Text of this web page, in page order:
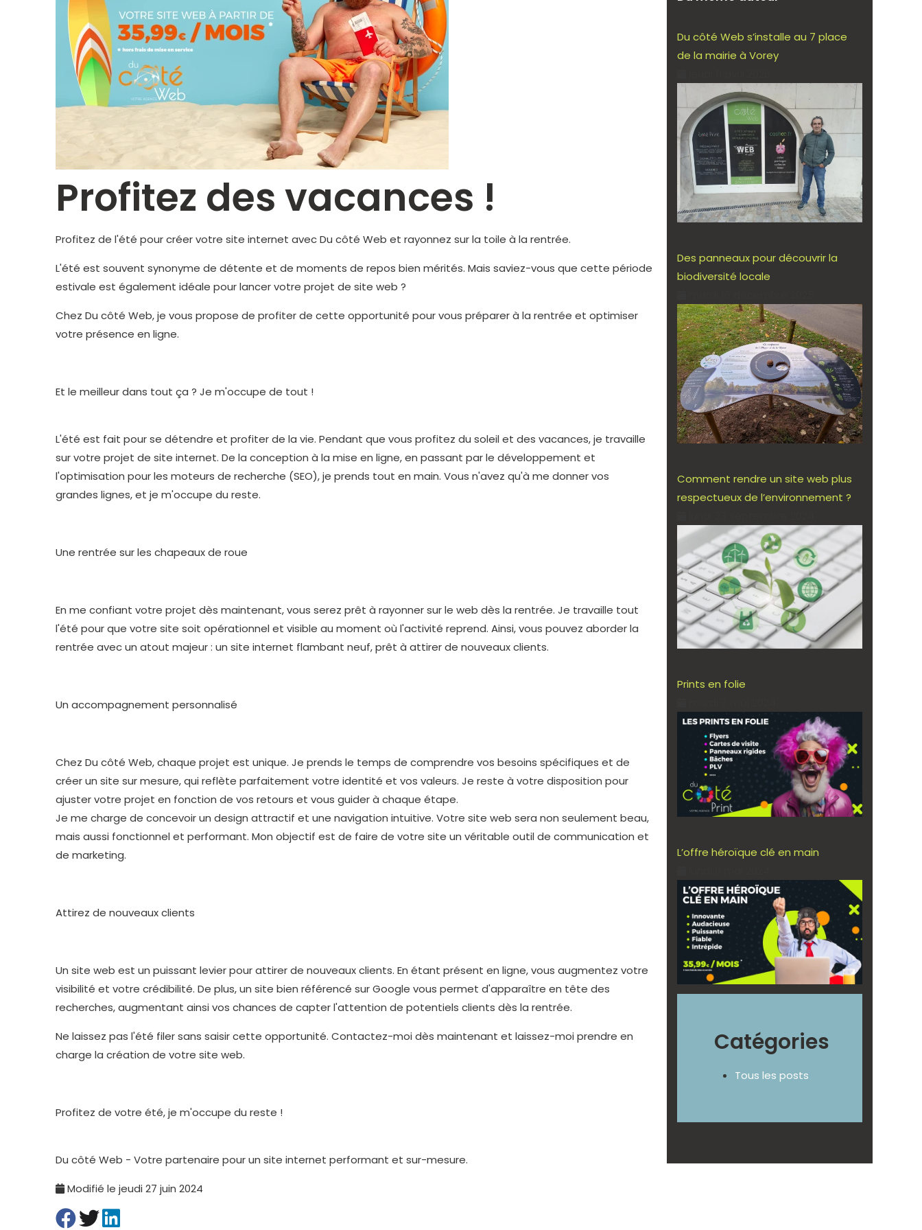
Profitez des vacances !
Profitez de l'été pour créer votre site internet avec Du côté Web et rayonnez sur la toile à la rentrée.
L'été est souvent synonyme de détente et de moments de repos bien mérités. Mais saviez-vous que cette période
estivale est également idéale pour lancer votre projet de site web ?
Chez Du côté Web, je vous propose de profiter de cette opportunité pour vous préparer à la rentrée et optimiser
votre présence en ligne.
Et le meilleur dans tout ça ? Je m'occupe de tout !
L'été est fait pour se détendre et profiter de la vie. Pendant que vous profitez du soleil et des vacances, je travaille
sur votre projet de site internet. De la conception à la mise en ligne, en passant par le développement et
l'optimisation pour les moteurs de recherche (SEO), je prends tout en main. Vous n'avez qu'à me donner vos
grandes lignes, et je m'occupe du reste.
Une rentrée sur les chapeaux de roue
En me confiant votre projet dès maintenant, vous serez prêt à rayonner sur le web dès la rentrée. Je travaille tout
l'été pour que votre site soit opérationnel et visible au moment où l'activité reprend. Ainsi, vous pouvez aborder la
rentrée avec un atout majeur : un site internet flambant neuf, prêt à attirer de nouveaux clients.
Un accompagnement personnalisé
Chez Du côté Web, chaque projet est unique. Je prends le temps de comprendre vos besoins spécifiques et de
créer un site sur mesure, qui reflète parfaitement votre identité et vos valeurs. Je reste à votre disposition pour
ajuster votre projet en fonction de vos retours et vous guider à chaque étape.
Je me charge de concevoir un design attractif et une navigation intuitive. Votre site web sera non seulement beau,
mais aussi fonctionnel et performant. Mon objectif est de faire de votre site un véritable outil de communication et
de marketing.
Attirez de nouveaux clients
Un site web est un puissant levier pour attirer de nouveaux clients. En étant présent en ligne, vous augmentez votre
visibilité et votre crédibilité. De plus, un site bien référencé sur Google vous permet d'apparaître en tête des
recherches, augmentant ainsi vos chances de capter l'attention de potentiels clients dès la rentrée.
Ne laissez pas l'été filer sans saisir cette opportunité. Contactez-moi dès maintenant et laissez-moi prendre en
charge la création de votre site web.
Profitez de votre été, je m'occupe du reste !
Du côté Web - Votre partenaire pour un site internet performant et sur-mesure.
Modifié le jeudi 27 juin 2024
Du côté Web s’installe au 7 place
de la mairie à Vorey
Des panneaux pour découvrir la
biodiversité locale
Comment rendre un site web plus
respectueux de l’environnement ?
Prints en folie
L’offre héroïque clé en main
Catégories
Tous les posts